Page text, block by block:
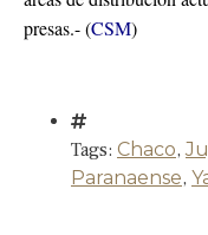
presas.- (CSM)
Tags: Chaco,
Paranaense,